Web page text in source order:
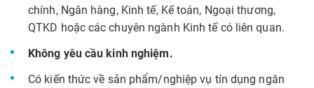
chính, Ngân hàng, Kinh tế, Kế toán, Ngoại thương,
QTKD hoặc các chuyên ngành Kinh tế có liên quan.
Không yêu cầu kinh nghiệm.
Có kiến thức về sản phẩm/nghiệp vụ tín dụng ngân